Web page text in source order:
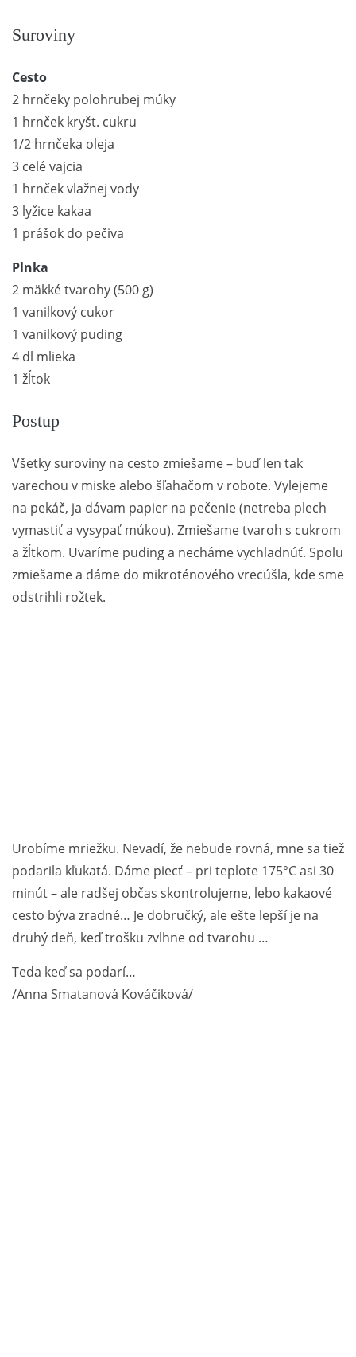
Suroviny
Cesto
2 hrnčeky polohrubej múky
1 hrnček kryšt. cukru
1/2 hrnčeka oleja
3 celé vajcia
1 hrnček vlažnej vody
3 lyžice kakaa
1 prášok do pečiva
Plnka
2 mäkké tvarohy (500 g)
1 vanilkový cukor
1 vanilkový puding
4 dl mlieka
1 žĺtok
Postup
Všetky suroviny na cesto zmiešame – buď len tak
varechou v miske alebo šľahačom v robote. Vylejeme
na pekáč, ja dávam papier na pečenie (netreba plech
vymastiť a vysypať múkou). Zmiešame tvaroh s cukrom
a žĺtkom. Uvaríme puding a necháme vychladnúť. Spolu
zmiešame a dáme do mikroténového vrecúšla, kde sme
odstrihli rožtek.
Urobíme mriežku. Nevadí, že nebude rovná, mne sa tiež
podarila kľukatá. Dáme piecť – pri teplote 175°C asi 30
minút – ale radšej občas skontrolujeme, lebo kakaové
cesto býva zradné… Je dobručký, ale ešte lepší je na
druhý deň, keď trošku zvlhne od tvarohu …
Teda keď sa podarí…
/Anna Smatanová Kováčiková/